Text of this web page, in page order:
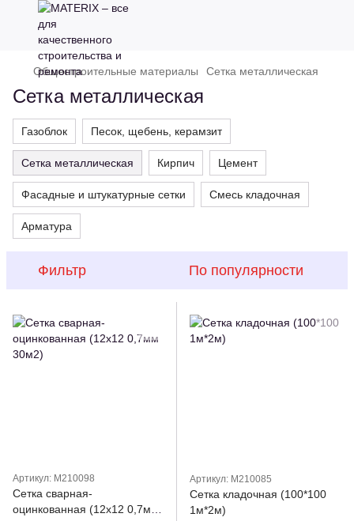
Общестроительные материалы Сетка металлическая
Сетка металлическая
Газоблок Песок, щебень, керамзит
Сетка металлическая Кирпич Цемент
Фасадные и штукатурные сетки Смесь кладочная
Арматура
Фильтр По популярности
Артикул: M210098
Сетка сварная-
оцинкованная (12х12 0,7мм
Артикул: M210085
Сетка кладочная (100*100
1м*2м)